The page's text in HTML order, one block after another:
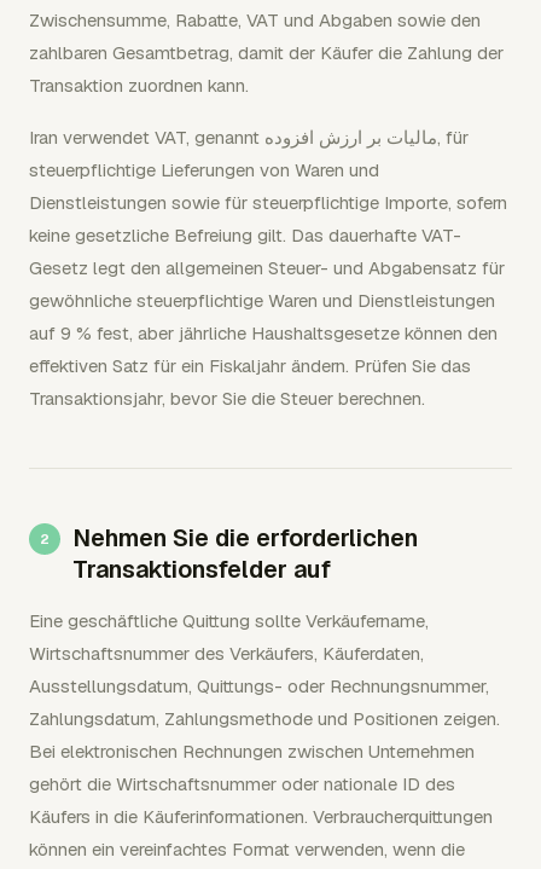
Zwischensumme, Rabatte, VAT und Abgaben sowie den
zahlbaren Gesamtbetrag, damit der Käufer die Zahlung der
Transaktion zuordnen kann.
Iran verwendet VAT, genannt مالیات بر ارزش افزوده, für
steuerpflichtige Lieferungen von Waren und
Dienstleistungen sowie für steuerpflichtige Importe, sofern
keine gesetzliche Befreiung gilt. Das dauerhafte VAT-
Gesetz legt den allgemeinen Steuer- und Abgabensatz für
gewöhnliche steuerpflichtige Waren und Dienstleistungen
auf 9 % fest, aber jährliche Haushaltsgesetze können den
effektiven Satz für ein Fiskaljahr ändern. Prüfen Sie das
Transaktionsjahr, bevor Sie die Steuer berechnen.
Nehmen Sie die erforderlichen
Transaktionsfelder auf
Eine geschäftliche Quittung sollte Verkäufername,
Wirtschaftsnummer des Verkäufers, Käuferdaten,
Ausstellungsdatum, Quittungs- oder Rechnungsnummer,
Zahlungsdatum, Zahlungsmethode und Positionen zeigen.
Bei elektronischen Rechnungen zwischen Unternehmen
gehört die Wirtschaftsnummer oder nationale ID des
Käufers in die Käuferinformationen. Verbraucherquittungen
können ein vereinfachtes Format verwenden, wenn die